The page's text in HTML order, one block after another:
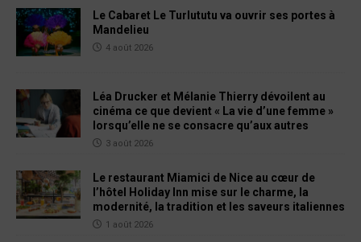
Le Cabaret Le Turlututu va ouvrir ses portes à
Mandelieu
4 août 2026
Léa Drucker et Mélanie Thierry dévoilent au
cinéma ce que devient « La vie d’une femme »
lorsqu’elle ne se consacre qu’aux autres
3 août 2026
Le restaurant Miamici de Nice au cœur de
l’hôtel Holiday Inn mise sur le charme, la
modernité, la tradition et les saveurs italiennes
1 août 2026